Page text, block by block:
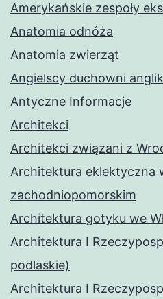
Amerykańskie zespoły
Anatomia odnóża
Anatomia zwierząt
Angielscy duchowni
Antyczne Informacje
Architekci
Architekci związani z
Architektura eklektyczna
zachodniopomorskim
Architektura gotyku we
Architektura I
podlaskie)
Architektura I